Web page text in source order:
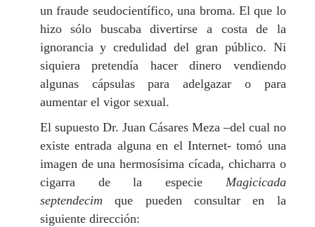
un fraude seudocientífico, una broma. El que lo
hizo sólo buscaba divertirse a costa de la
ignorancia y credulidad del gran público. Ni
siquiera pretendía hacer dinero vendiendo
algunas cápsulas para adelgazar o para
aumentar el vigor sexual.
El supuesto Dr. Juan Cásares Meza –del cual no
existe entrada alguna en el Internet- tomó una
imagen de una hermosísima cícada, chicharra o
cigarra de la especie Magicicada
septendecim que pueden consultar en la
siguiente dirección: